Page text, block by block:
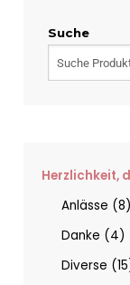
Suche
Herzlichkeit,
Anlässe
8
Danke
4
Diverse
15